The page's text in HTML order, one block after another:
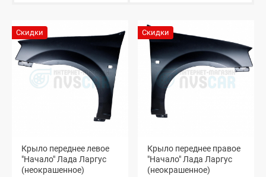
Скидки
Крыло переднее левое
"Начало" Лада Ларгус
(неокрашенное)
Скидки
Крыло переднее правое
"Начало" Лада Ларгус
(неокрашенное)